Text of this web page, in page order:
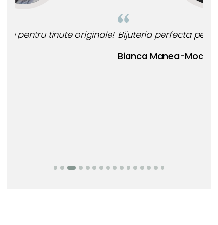
Bijuteria perfecta pentru ziua perfecta!